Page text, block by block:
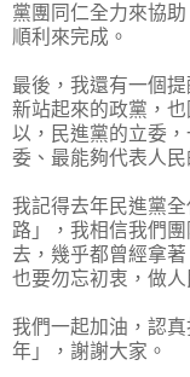
黨團同仁全力來協
順利來完成。
最後，我還有一個
新站起來的政黨，
以，民進黨的立委
委、最能夠代表人民
我記得去年民進黨
路」，我相信我們
去，幾乎都曾經拿
也要勿忘初衷，做人
我們一起加油，認
年」，謝謝大家。